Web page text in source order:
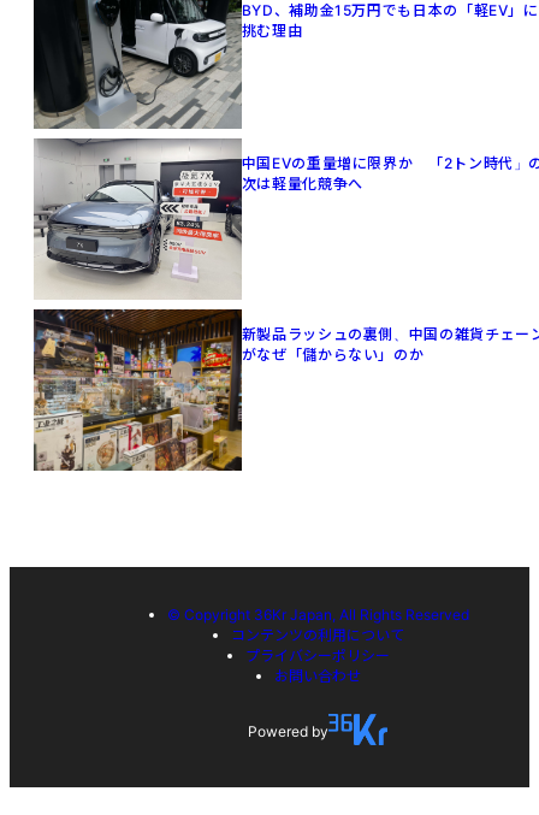
BYD、補助金15万円でも日本の「軽EV」に
挑む理由
中国EVの重量増に限界か 「2トン時代」
次は軽量化競争へ
新製品ラッシュの裏側、中国の雑貨チェー
がなぜ「儲からない」のか
© Copyright 36Kr Japan, All Rights Reserved
コンテンツの利用について
プライバシーポリシー
お問い合わせ
Powered by